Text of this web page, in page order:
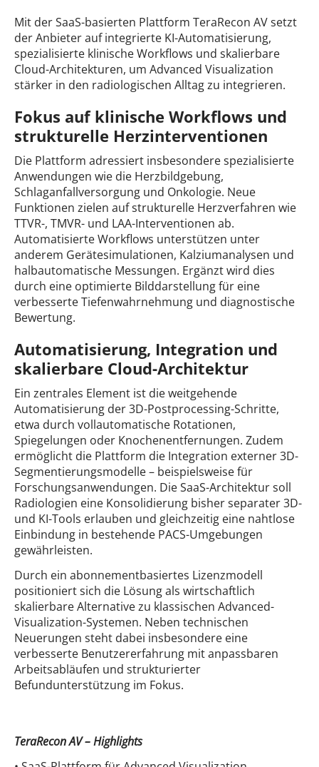
Mit der SaaS-basierten Plattform TeraRecon AV setzt
der Anbieter auf integrierte KI-Automatisierung,
spezialisierte klinische Workflows und skalierbare
Cloud-Architekturen, um Advanced Visualization
stärker in den radiologischen Alltag zu integrieren.
Fokus auf klinische Workflows und
strukturelle Herzinterventionen
Die Plattform adressiert insbesondere spezialisierte
Anwendungen wie die Herzbildgebung,
Schlaganfallversorgung und Onkologie. Neue
Funktionen zielen auf strukturelle Herzverfahren wie
TTVR-, TMVR- und LAA-Interventionen ab.
Automatisierte Workflows unterstützen unter
anderem Gerätesimulationen, Kalziumanalysen und
halbautomatische Messungen. Ergänzt wird dies
durch eine optimierte Bilddarstellung für eine
verbesserte Tiefenwahrnehmung und diagnostische
Bewertung.
Automatisierung, Integration und
skalierbare Cloud-Architektur
Ein zentrales Element ist die weitgehende
Automatisierung der 3D-Postprocessing-Schritte,
etwa durch vollautomatische Rotationen,
Spiegelungen oder Knochenentfernungen. Zudem
ermöglicht die Plattform die Integration externer 3D-
Segmentierungsmodelle – beispielsweise für
Forschungsanwendungen. Die SaaS-Architektur soll
Radiologien eine Konsolidierung bisher separater 3D-
und KI-Tools erlauben und gleichzeitig eine nahtlose
Einbindung in bestehende PACS-Umgebungen
gewährleisten.
Durch ein abonnementbasiertes Lizenzmodell
positioniert sich die Lösung als wirtschaftlich
skalierbare Alternative zu klassischen Advanced-
Visualization-Systemen. Neben technischen
Neuerungen steht dabei insbesondere eine
verbesserte Benutzererfahrung mit anpassbaren
Arbeitsabläufen und strukturierter
Befundunterstützung im Fokus.
TeraRecon AV – Highlights